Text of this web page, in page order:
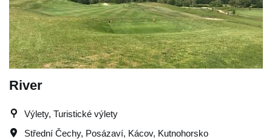
River
Výlety, Turistické výlety
Střední Čechy, Posázaví, Kácov, Kutnohorsko